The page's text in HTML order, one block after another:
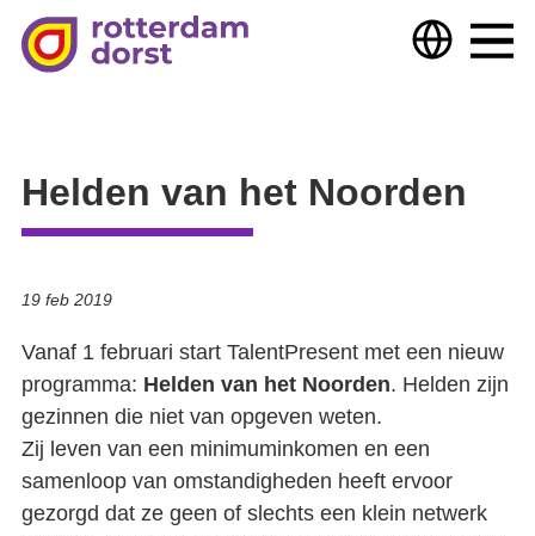
Hulp nodig? Hulp bieden
Deelnemers & partners
Uitgelicht
Wijkteam zoekt samenwerking
Extra veel vruchten
TKC digital versterkt onze Vraagbaken!
Getekend
Helden van het Noorden
19 feb 2019
Vanaf 1 februari start TalentPresent met een nieuw
programma: Helden van het Noorden. Helden zijn
gezinnen die niet van opgeven weten.
Zij leven van een minimuminkomen en een
samenloop van omstandigheden heeft ervoor
gezorgd dat ze geen of slechts een klein netwerk